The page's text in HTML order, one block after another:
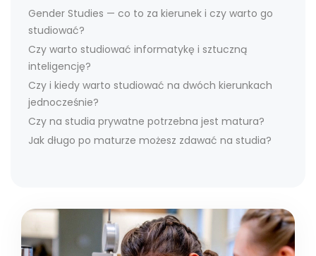
Gender Studies — co to za kierunek i czy warto go
studiować?
Czy warto studiować informatykę i sztuczną
inteligencję?
Czy i kiedy warto studiować na dwóch kierunkach
jednocześnie?
Czy na studia prywatne potrzebna jest matura?
Jak długo po maturze możesz zdawać na studia?